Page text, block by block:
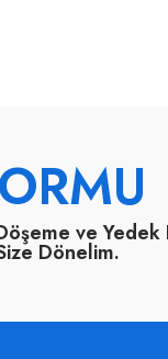
ve Yedek
Dönelim.